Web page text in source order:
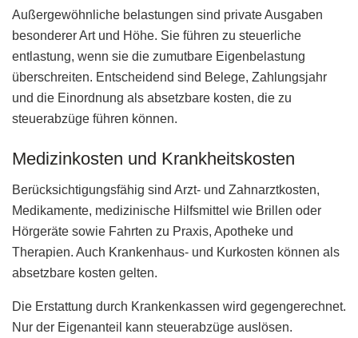
Außergewöhnliche belastungen sind private Ausgaben
besonderer Art und Höhe. Sie führen zu steuerliche
entlastung, wenn sie die zumutbare Eigenbelastung
überschreiten. Entscheidend sind Belege, Zahlungsjahr
und die Einordnung als absetzbare kosten, die zu
steuerabzüge führen können.
Medizinkosten und Krankheitskosten
Berücksichtigungsfähig sind Arzt- und Zahnarztkosten,
Medikamente, medizinische Hilfsmittel wie Brillen oder
Hörgeräte sowie Fahrten zu Praxis, Apotheke und
Therapien. Auch Krankenhaus- und Kurkosten können als
absetzbare kosten gelten.
Die Erstattung durch Krankenkassen wird gegengerechnet.
Nur der Eigenanteil kann steuerabzüge auslösen.